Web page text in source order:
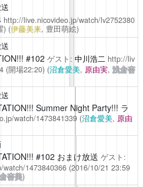
http://live.nicovideo.jp/watch/lv2752380
) (伊藤美来, 豊田萌絵)
#102 ゲスト: 中川浩二 http://liv
(開場22:20) (沼倉愛美, 原由実,浅倉杏
Summer Night Party!!! ラ
watch/1473841339 (沼倉愛美, 原由
#102 おまけ放送 ゲスト:
watch/1473840366(2016/10/21 23:59
杏美)